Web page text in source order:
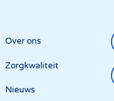
Top
menu
Over ons
Zorgkwaliteit
Nieuws